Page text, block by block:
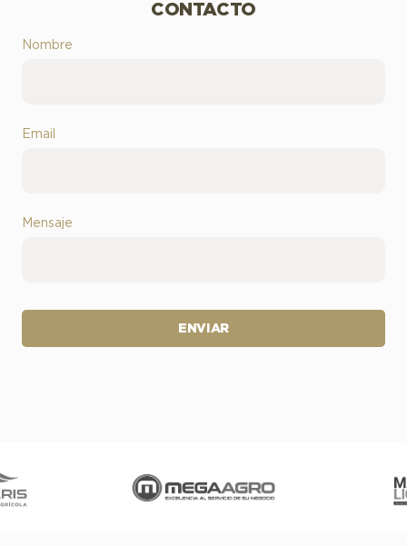
CONTACTO
Nombre
Email
Mensaje
ENVIAR